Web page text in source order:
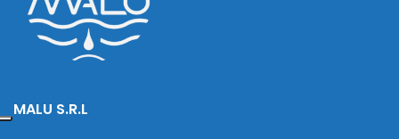
MALU S.R.L